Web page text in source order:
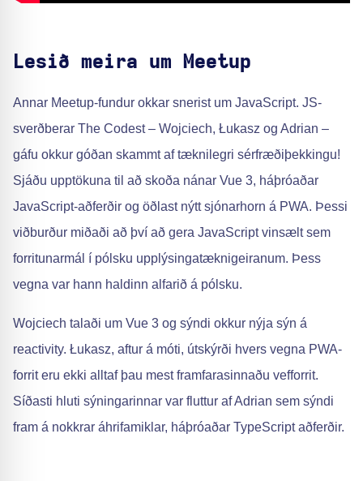
Lesið meira um Meetup
Annar Meetup-fundur okkar snerist um JavaScript. JS-
sverðberar The Codest – Wojciech, Łukasz og Adrian –
gáfu okkur góðan skammt af tæknilegri sérfræðiþekkingu!
Sjáðu upptökuna til að skoða nánar Vue 3, háþróaðar
JavaScript-aðferðir og öðlast nýtt sjónarhorn á PWA. Þessi
viðburður miðaði að því að gera JavaScript vinsælt sem
forritunarmál í pólsku upplýsingatæknigeiranum. Þess
vegna var hann haldinn alfarið á pólsku.
Wojciech talaði um Vue 3 og sýndi okkur nýja sýn á
reactivity. Łukasz, aftur á móti, útskýrði hvers vegna PWA-
forrit eru ekki alltaf þau mest framfarasinnaðu vefforrit.
Síðasti hluti sýningarinnar var fluttur af Adrian sem sýndi
fram á nokkrar áhrifamiklar, háþróaðar TypeScript aðferðir.